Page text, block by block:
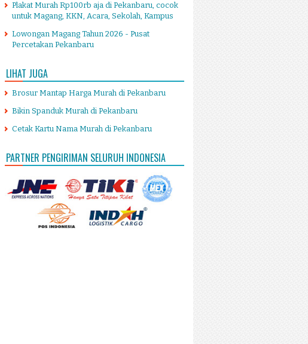
Plakat Murah Rp100rb aja di Pekanbaru, cocok
untuk Magang, KKN, Acara, Sekolah, Kampus
Lowongan Magang Tahun 2026 - Pusat
Percetakan Pekanbaru
LIHAT JUGA
Brosur Mantap Harga Murah di Pekanbaru
Bikin Spanduk Murah di Pekanbaru
Cetak Kartu Nama Murah di Pekanbaru
PARTNER PENGIRIMAN SELURUH INDONESIA